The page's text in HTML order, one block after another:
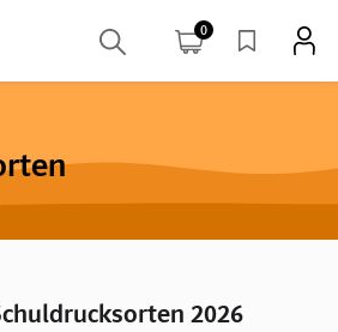
0
2026